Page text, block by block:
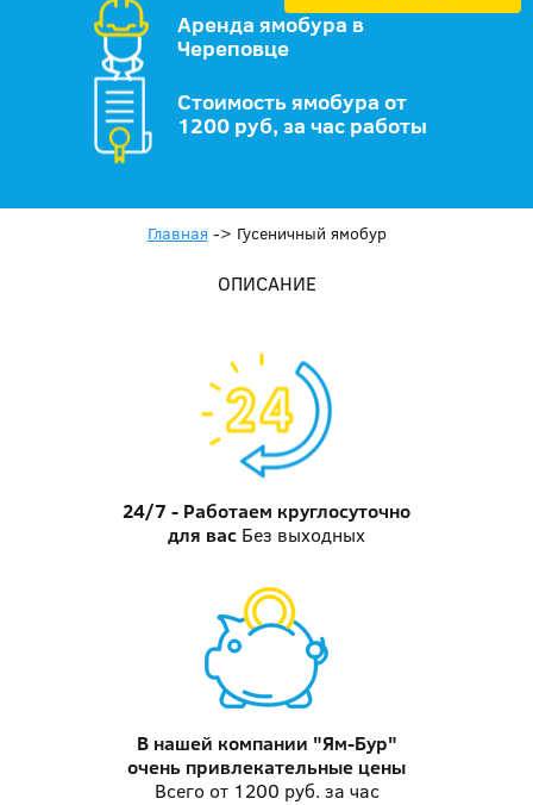
Аренда ямобура в
Череповце
Стоимость ямобура от
1200 руб, за час работы
Главная -> Гусеничный ямобур
ОПИСАНИЕ
24/7 - Работаем круглосуточно
для вас Без выходных
В нашей компании "Ям-Бур"
очень привлекательные цены
Всего от 1200 руб. за час